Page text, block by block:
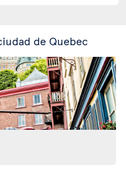
de Quebec